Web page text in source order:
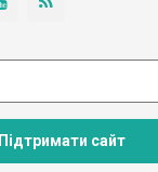
Підтримати сайт